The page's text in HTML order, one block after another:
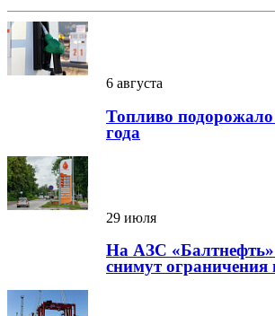
6 августа
Топливо
года
29 июля
На АЗС «Балтнефть»
снимут ограничения